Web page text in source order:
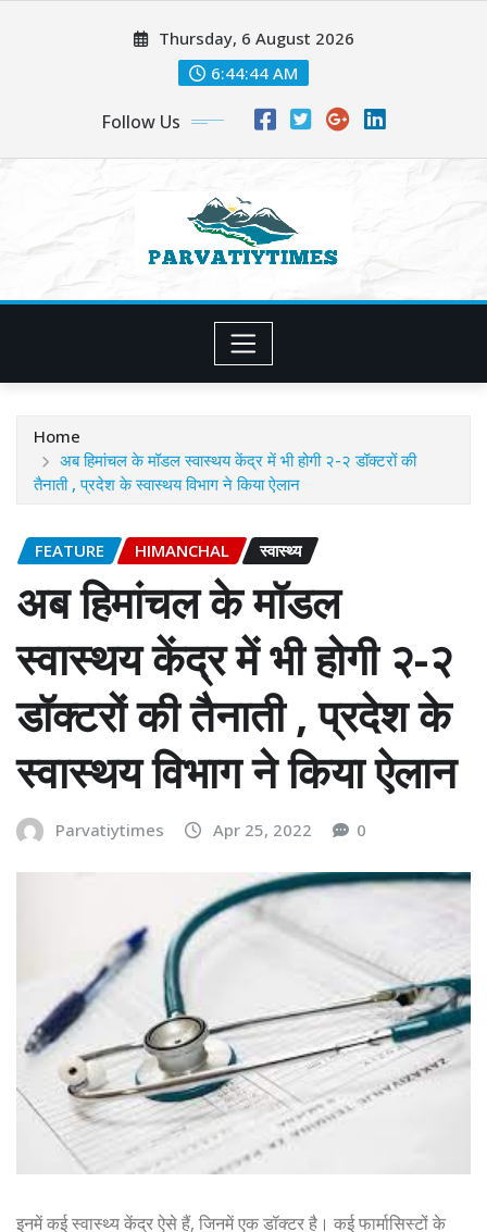
Thursday, 6 August 2026
6:44:45 AM
Follow Us
Home
अब हिमांचल के मॉडल स्वास्थय केंद्र में भी होगी २-२ डॉक्टरों की
तैनाती , प्रदेश के स्वास्थय विभाग ने किया ऐलान
FEATURE HIMANCHAL स्वास्थ्य
अब हिमांचल के मॉडल
स्वास्थय केंद्र में भी होगी २-२
डॉक्टरों की तैनाती , प्रदेश के
स्वास्थय विभाग ने किया ऐलान
Parvatiytimes Apr 25, 2022 0
इनमें कई स्वास्थ्य केंद्र ऐसे हैं, जिनमें एक डॉक्टर है। कई फार्मासिस्टों के